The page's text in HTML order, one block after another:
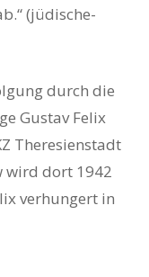
(jüdische-
durch die
Gustav Felix
Theresienstadt
wird dort 1942
verhungert in